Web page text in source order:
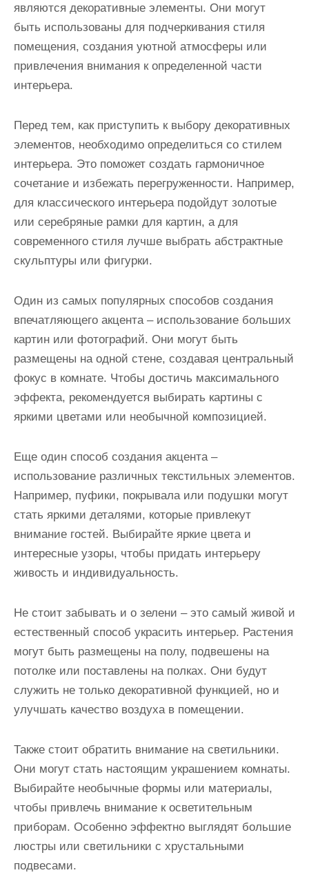
являются декоративные элементы. Они могут
быть использованы для подчеркивания стиля
помещения, создания уютной атмосферы или
привлечения внимания к определенной части
интерьера.
Перед тем, как приступить к выбору декоративных
элементов, необходимо определиться со стилем
интерьера. Это поможет создать гармоничное
сочетание и избежать перегруженности. Например,
для классического интерьера подойдут золотые
или серебряные рамки для картин, а для
современного стиля лучше выбрать абстрактные
скульптуры или фигурки.
Один из самых популярных способов создания
впечатляющего акцента – использование больших
картин или фотографий. Они могут быть
размещены на одной стене, создавая центральный
фокус в комнате. Чтобы достичь максимального
эффекта, рекомендуется выбирать картины с
яркими цветами или необычной композицией.
Еще один способ создания акцента –
использование различных текстильных элементов.
Например, пуфики, покрывала или подушки могут
стать яркими деталями, которые привлекут
внимание гостей. Выбирайте яркие цвета и
интересные узоры, чтобы придать интерьеру
живость и индивидуальность.
Не стоит забывать и о зелени – это самый живой и
естественный способ украсить интерьер. Растения
могут быть размещены на полу, подвешены на
потолке или поставлены на полках. Они будут
служить не только декоративной функцией, но и
улучшать качество воздуха в помещении.
Также стоит обратить внимание на светильники.
Они могут стать настоящим украшением комнаты.
Выбирайте необычные формы или материалы,
чтобы привлечь внимание к осветительным
приборам. Особенно эффектно выглядят большие
люстры или светильники с хрустальными
подвесами.